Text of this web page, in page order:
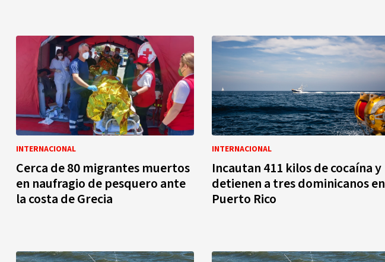
INTERNACIONAL
Cerca de 80 migrantes muertos
en naufragio de pesquero ante
la costa de Grecia
INTERNACIONAL
Incautan 411 kilos de cocaína y
detienen a tres dominicanos en
Puerto Rico